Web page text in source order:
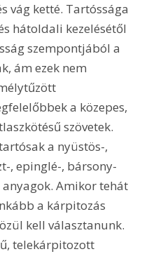
vág ketté. Tartóssága
hátoldali kezelésétől
szempontjából a
ám ezek nem
a közepes,
szövetek.
a nyüstös-,
, epinglé-, bársony-
Amikor tehát
a kárpitozás
kell választanunk.
telekárpitozott